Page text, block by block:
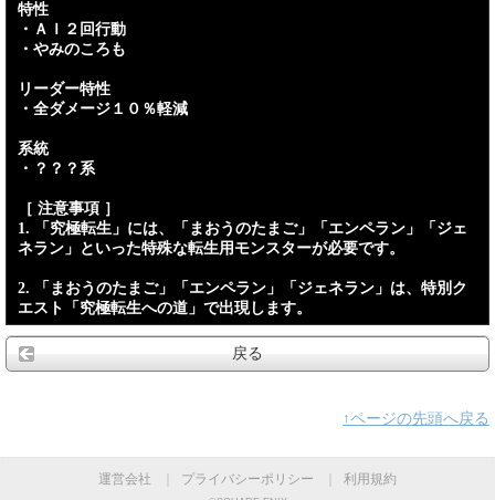
特性
・ＡＩ２回行動
・やみのころも
リーダー特性
・全ダメージ１０％軽減
系統
・？？？系
［ 注意事項 ］
1. 「究極転生」には、「まおうのたまご」「エンペラン」「ジェ
ネラン」といった特殊な転生用モンスターが必要です。
2. 「まおうのたまご」「エンペラン」「ジェネラン」は、特別ク
エスト「究極転生への道」で出現します。
戻る
↑ページの先頭へ戻る
運営会社 プライバシーポリシー 利用規約